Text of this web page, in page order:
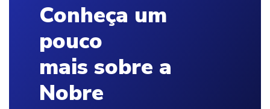
Conheça um
pouco
mais sobre a
Nobre